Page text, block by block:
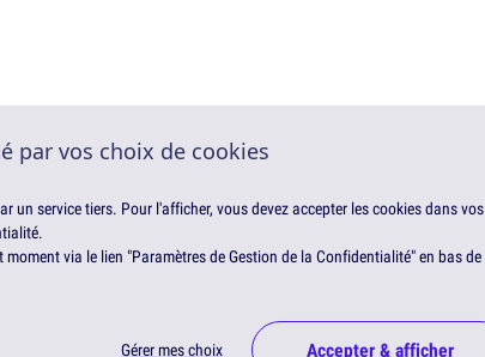
par vos choix de cookies
un service tiers. Pour l'afficher, vous devez accepter les cookies dans vos
via le lien "Paramètres de Gestion de la Confidentialité" en bas de
Gérer mes choix Accepter & afficher